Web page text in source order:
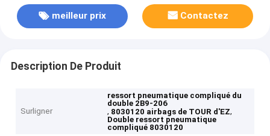
meilleur prix Contactez
Description De Produit
Surligner
ressort pneumatique compliqué du
double 2B9-206
, 8030120 airbags de TOUR d'EZ,
Double ressort pneumatique
compliqué 8030120